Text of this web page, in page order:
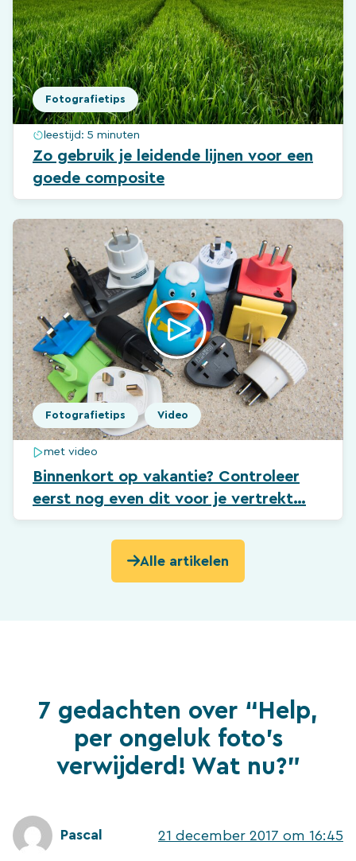
Fotografietips
leestijd: 5 minuten
Zo gebruik je leidende lijnen voor een
goede composite
Fotografietips Video
met video
Binnenkort op vakantie? Controleer
eerst nog even dit voor je vertrekt…
Alle artikelen
7 gedachten over “Help,
per ongeluk foto’s
verwijderd! Wat nu?”
Pascal 21 december 2017 om 16:45